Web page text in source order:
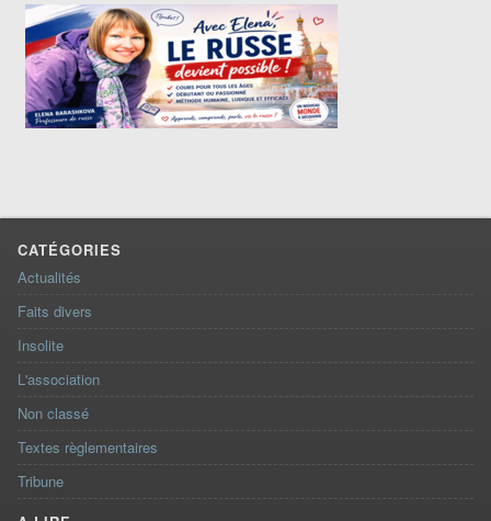
CATÉGORIES
Actualités
Faits divers
Insolite
L'association
Non classé
Textes règlementaires
Tribune